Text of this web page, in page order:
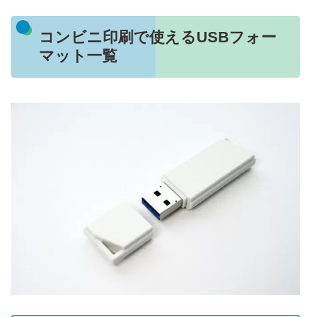
コンビニ印刷で使えるUSBフォー
マット一覧